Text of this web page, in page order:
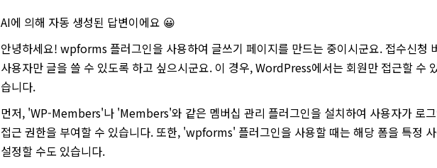
AI에 의해 자동 생성된 답변이에요 😀
안녕하세요! wpforms 플러그인을 사용하여 글쓰기 페이지를 만드는 중이시군요. 접수신청
사용자만 글을 쓸 수 있도록 하고 싶으시군요. 이 경우, WordPress에서는 회원만 접근할 수
습니다.
먼저, 'WP-Members'나 'Members'와 같은 멤버십 관리 플러그인을 설치하여 사용자가 로
접근 권한을 부여할 수 있습니다. 또한, 'wpforms' 플러그인을 사용할 때는 해당 폼을 특정
설정할 수도 있습니다.